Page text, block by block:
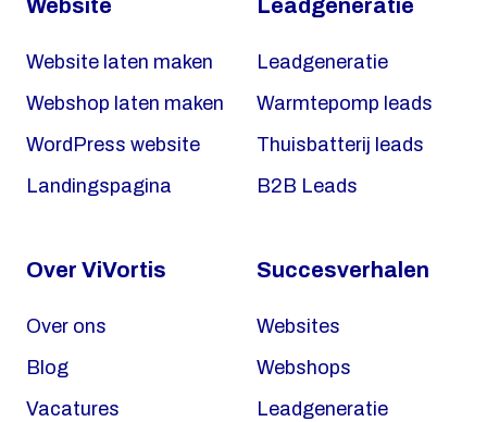
Website
Website laten maken
Webshop laten maken
WordPress website
Landingspagina
Leadgeneratie
Leadgeneratie
Warmtepomp leads
Thuisbatterij leads
B2B Leads
Over ViVortis
Over ons
Blog
Vacatures
Succesverhalen
Websites
Webshops
Leadgeneratie